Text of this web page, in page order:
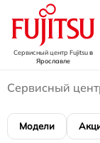
Сервисный центр Fujitsuв
Ярославле
Сервисный
Модели